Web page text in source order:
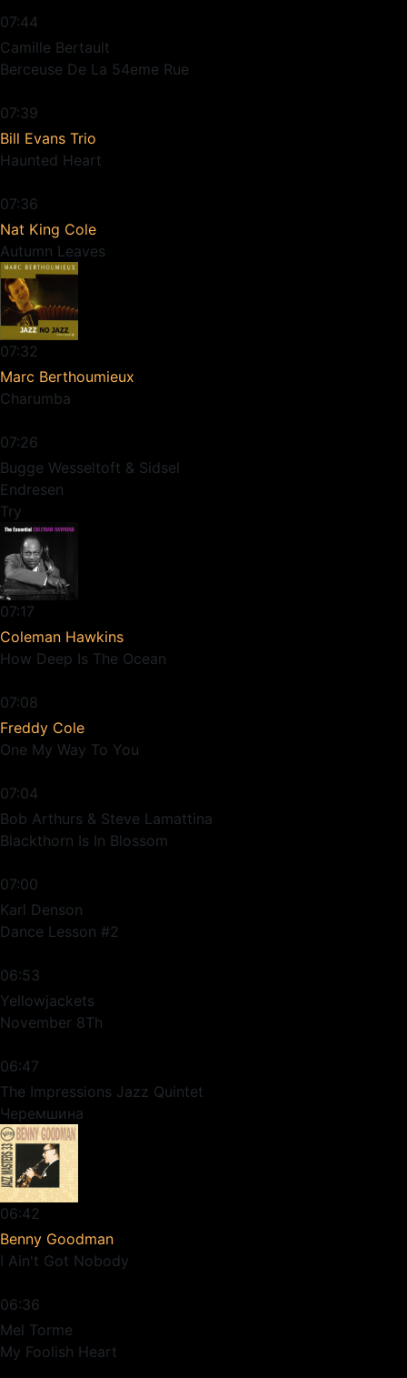
07:44
Camille Bertault
Berceuse De La 54eme Rue
07:39
Bill Evans Trio
Haunted Heart
07:36
Nat King Cole
Autumn Leaves
07:32
Marc Berthoumieux
Charumba
07:26
Bugge Wesseltoft & Sidsel
Endresen
Try
07:17
Coleman Hawkins
How Deep Is The Ocean
07:08
Freddy Cole
One My Way To You
07:04
Bob Arthurs & Steve Lamattina
Blackthorn Is In Blossom
07:00
Karl Denson
Dance Lesson #2
06:53
Yellowjackets
November 8Th
06:47
The Impressions Jazz Quintet
Черемшина
06:42
Benny Goodman
I Ain't Got Nobody
06:36
Mel Torme
My Foolish Heart